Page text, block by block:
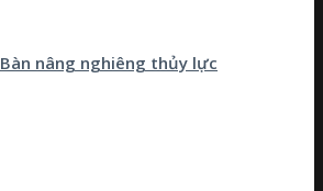
Bàn nâng nghiêng thủy lực